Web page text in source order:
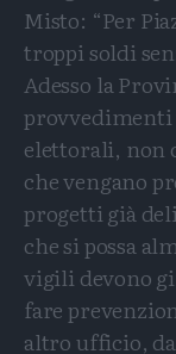
Misto: “Per
troppi soldi
Adesso la
provvedimenti
elettorali, non
che vengano
progetti già
che si possa
vigili devono
fare
altro ufficio,